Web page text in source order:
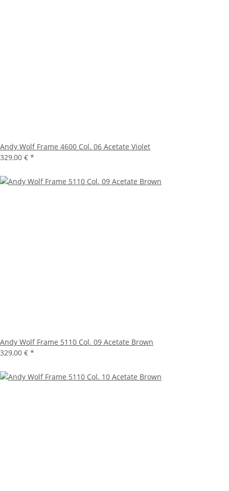
Andy Wolf Frame 4600 Col. 06 Acetate Violet
329,00 € *
Andy Wolf Frame 5110 Col. 09 Acetate Brown
329,00 € *